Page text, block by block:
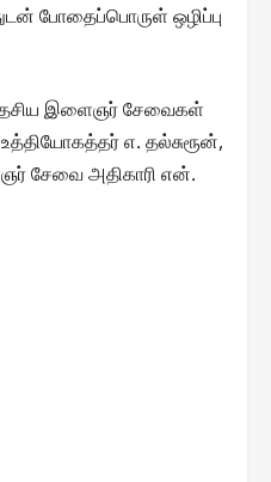
போதைப்பொருள் ஒழிப்பு
இளைஞர் சேவைகள்
எ. தல்சுரூன்,
சேவை அதிகாரி என்.